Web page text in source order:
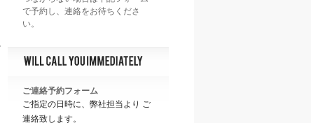
ご連絡予約フォーム
ご指定の日時に、弊社担当より ご
連絡致します。